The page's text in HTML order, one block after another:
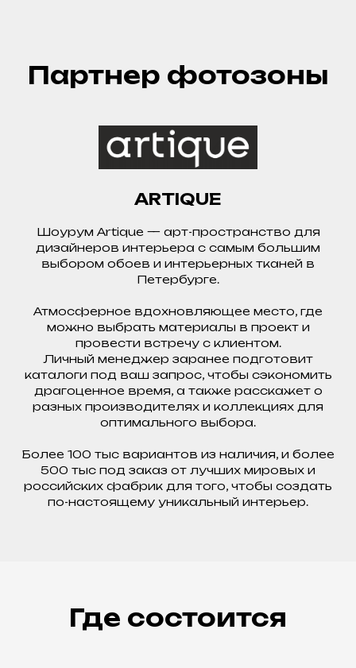
Партнер фотозоны
ARTIQUE
Шоурум Artique — арт-пространство для
дизайнеров интерьера с самым большим
выбором обоев и интерьерных тканей в
Петербурге.
Атмосферное вдохновляющее место, где
можно выбрать материалы в проект и
провести встречу с клиентом.
Личный менеджер заранее подготовит
каталоги под ваш запрос, чтобы сэкономить
драгоценное время, а также расскажет о
разных производителях и коллекциях для
оптимального выбора.
Более 100 тыс вариантов из наличия, и более
500 тыс под заказ от лучших мировых и
российских фабрик для того, чтобы создать
по-настоящему уникальный интерьер.
Где состоится